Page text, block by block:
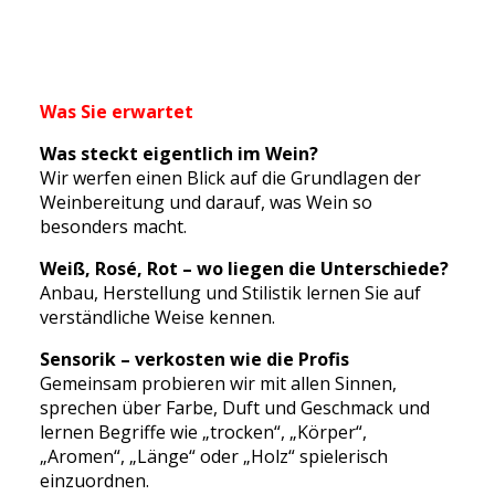
Was Sie erwartet
Was steckt eigentlich im Wein?
Wir werfen einen Blick auf die Grundlagen der
Weinbereitung und darauf, was Wein so
besonders macht.
Weiß, Rosé, Rot – wo liegen die Unterschiede?
Anbau, Herstellung und Stilistik lernen Sie auf
verständliche Weise kennen.
Sensorik – verkosten wie die Profis
Gemeinsam probieren wir mit allen Sinnen,
sprechen über Farbe, Duft und Geschmack und
lernen Begriffe wie „trocken“, „Körper“,
„Aromen“, „Länge“ oder „Holz“ spielerisch
einzuordnen.